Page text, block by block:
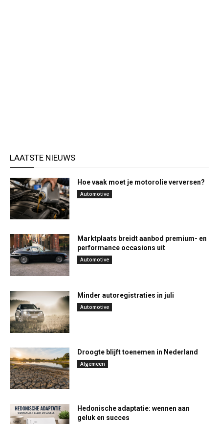
LAATSTE NIEUWS
Hoe vaak moet je motorolie verversen?
Automotive
Marktplaats breidt aanbod premium- en
performance occasions uit
Automotive
Minder autoregistraties in juli
Automotive
Droogte blijft toenemen in Nederland
Algemeen
Hedonische adaptatie: wennen aan
geluk en succes